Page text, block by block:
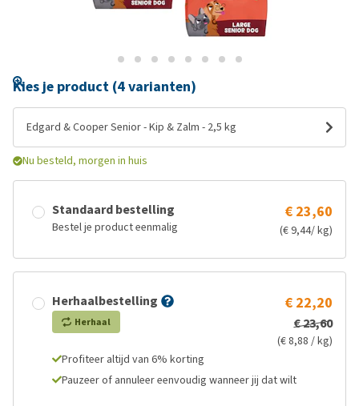
Kies je product (4 varianten)
Edgard & Cooper Senior - Kip & Zalm - 2,5 kg
Nu besteld, morgen in huis
Standaard bestelling
Bestel je product eenmalig
€ 23,60
(€ 9,44/ kg)
Herhaalbestelling
Herhaal
€ 22,20
€ 23,60
(€ 8,88 / kg)
Profiteer altijd van 6% korting
Pauzeer of annuleer eenvoudig wanneer jij dat wilt